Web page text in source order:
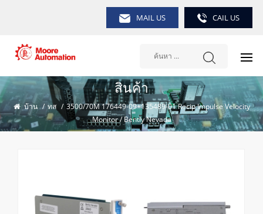
MAIL US CAIL US
สินค้า
บ้าน / ทส / 3500/70M 176449-09+135489-01 Recip Impulse Velocity
Monitor / Bently Nevada